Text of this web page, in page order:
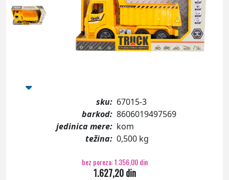
sku: 67015-3
barkod: 8606019497569
jedinica mere: kom
težina: 0,500 kg
bez poreza: 1.356,00 din
1.627,20 din